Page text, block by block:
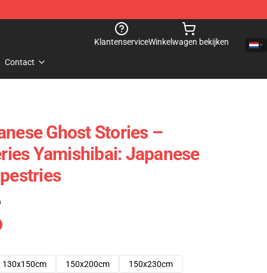
KlantenserviceWinkelwagen bekijken
Contact
Ghost Stories –
Yamishibai: Japanese
130x150cm 150x200cm 150x230cm